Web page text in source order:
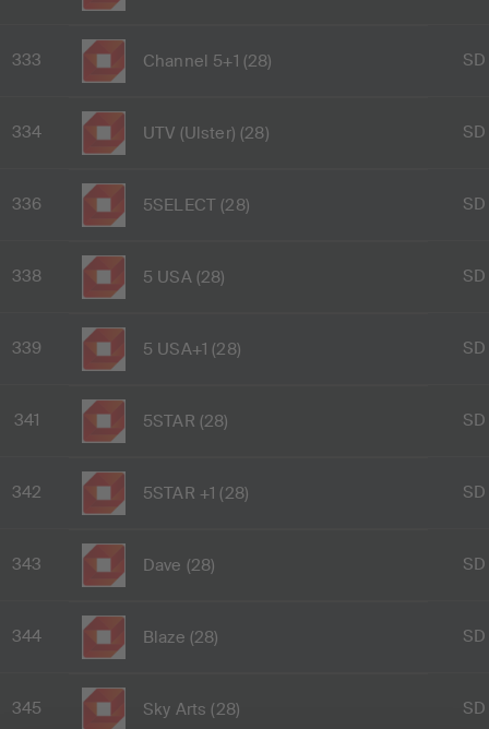
333 Channel 5+1 (28) SD
334 UTV (Ulster) (28) SD
336 5SELECT (28) SD
338 5 USA (28) SD
339 5 USA+1 (28) SD
341 5STAR (28) SD
342 5STAR +1 (28) SD
343 Dave (28) SD
344 Blaze (28) SD
345 Sky Arts (28) SD